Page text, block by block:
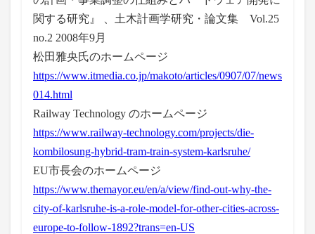
関する研究』 、土木計画学研究・論文集 Vol.25
no.2 2008年9月
松田雅央氏のホームページ
https://www.itmedia.co.jp/makoto/articles/0907/07/news
014.html
Railway Technology のホームページ
https://www.railway-technology.com/projects/die-
kombilosung-hybrid-tram-train-system-karlsruhe/
EU市長会のホームページ
https://www.themayor.eu/en/a/view/find-out-why-the-
city-of-karlsruhe-is-a-role-model-for-other-cities-across-
europe-to-follow-1892?trans=en-US